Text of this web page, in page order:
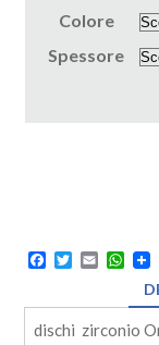
Colore
Spessore
-
Facebook
TwitterEmail
dischi zirconio